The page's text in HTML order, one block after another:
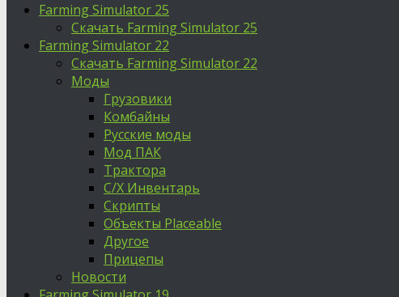
Farming Simulator 25
Скачать Farming Simulator 25
Farming Simulator 22
Скачать Farming Simulator 22
Моды
Грузовики
Комбайны
Русские моды
Мод ПАК
Трактора
С/Х Инвентарь
Скрипты
Объекты Placeable
Другое
Прицепы
Новости